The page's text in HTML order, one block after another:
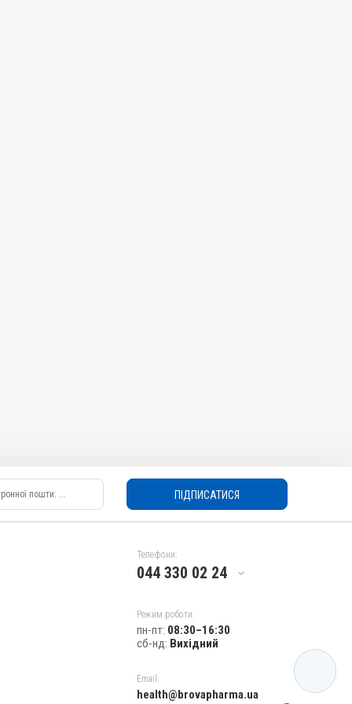
ПІДПИСАТИСЯ
Телефони:
044 330 02 24
Режим роботи:
пн-пт: 08:30–16:30
сб-нд: Вихідний
Email:
health@brovapharma.ua
КАТАЛОГ